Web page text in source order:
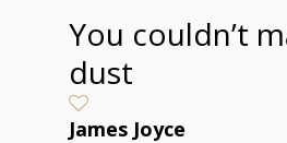
You couldn’t
dust
James Joyce